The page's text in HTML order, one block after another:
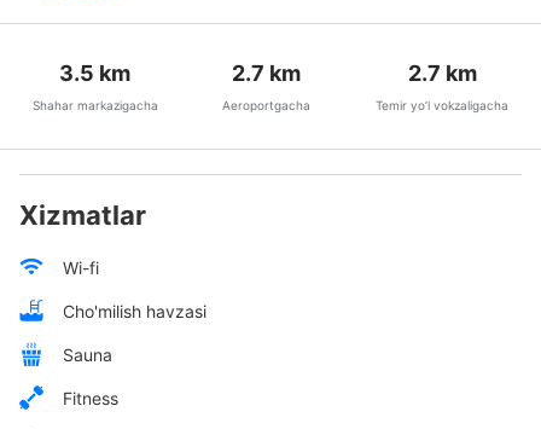
3.5 km
Shahar markazigacha
2.7 km
Aeroportgacha
2.7 km
Temir yo’l vokzaligacha
Xizmatlar
Wi-fi
Cho'milish havzasi
Sauna
Fitness